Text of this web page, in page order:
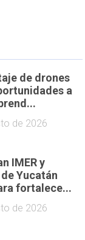
de drones
a
de 2026
IMER y
Yucatán
fortalece...
de 2026